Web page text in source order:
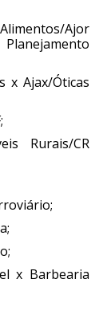
Ajor
x Ajax/Óticas
Rurais/CR
x Barbearia